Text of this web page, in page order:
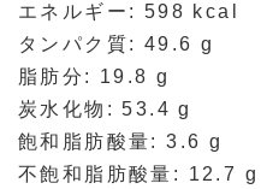
エネルギー: 598 kcal
タンパク質: 49.6 g
脂肪分: 19.8 g
炭水化物: 53.4 g
飽和脂肪酸量: 3.6 g
不飽和脂肪酸量: 12.7 g